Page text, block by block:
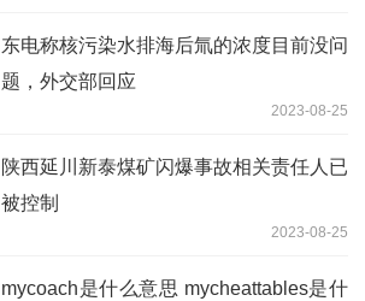
东电称核污染水排海后氚的浓度目前没问
题，外交部回应
2023-08-25
陕西延川新泰煤矿闪爆事故相关责任人已
被控制
2023-08-25
mycoach是什么意思 mycheattables是什